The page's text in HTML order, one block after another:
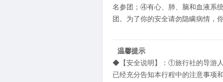
名参团；④有心、肺、脑和血液系
团。为了你的安全请勿隐瞒病情，
温馨提示
◆【安全说明】：①旅行社的导游
已经充分告知本行程中的注意事项